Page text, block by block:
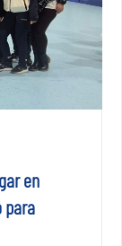
en
para